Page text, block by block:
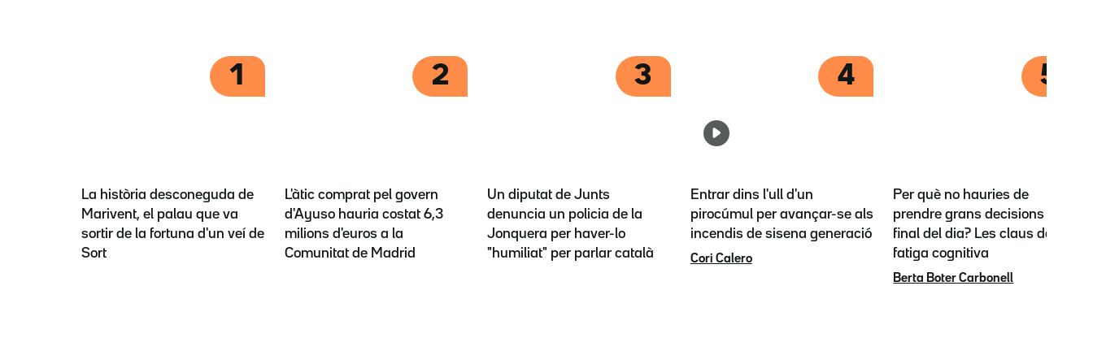
1
La història desconeguda de
Marivent, el palau que va
sortir de la fortuna d'un veí de
Sort
2
L'àtic comprat pel govern
d'Ayuso hauria costat 6,3
milions d'euros a la
Comunitat de Madrid
3
Un diputat de Junts
denuncia un policia de la
Jonquera per haver-lo
"humiliat" per parlar català
4
Entrar dins l'ull d'un
pirocúmul per avançar-se als
incendis de sisena generació
Cori Calero
5
Per què no hauries de
prendre grans decisions al
final del dia? Les claus de la
fatiga cognitiva
Berta Boter Carbonell